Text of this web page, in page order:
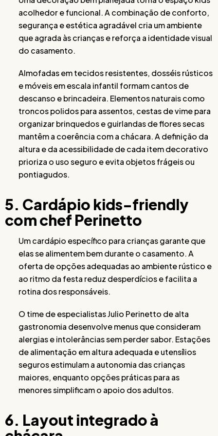
acolhedor e funcional. A combinação de conforto,
segurança e estética agradável cria um ambiente
que agrada às crianças e reforça a identidade visual
do casamento.
Almofadas em tecidos resistentes, dosséis rústicos
e móveis em escala infantil formam cantos de
descanso e brincadeira. Elementos naturais como
troncos polidos para assentos, cestas de vime para
organizar brinquedos e guirlandas de flores secas
mantêm a coerência com a chácara. A definição da
altura e da acessibilidade de cada item decorativo
prioriza o uso seguro e evita objetos frágeis ou
pontiagudos.
5. Cardápio kids-friendly
com chef Perinetto
Um cardápio específico para crianças garante que
elas se alimentem bem durante o casamento. A
oferta de opções adequadas ao ambiente rústico e
ao ritmo da festa reduz desperdícios e facilita a
rotina dos responsáveis.
O time de especialistas Julio Perinetto de alta
gastronomia desenvolve menus que consideram
alergias e intolerâncias sem perder sabor. Estações
de alimentação em altura adequada e utensílios
seguros estimulam a autonomia das crianças
maiores, enquanto opções práticas para as
menores simplificam o apoio dos adultos.
6. Layout integrado à